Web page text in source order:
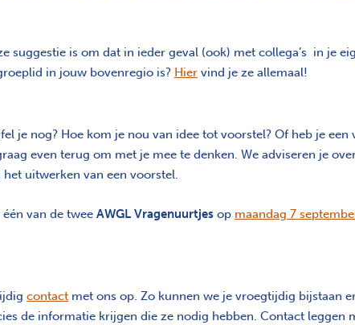
suggestie is om dat in ieder geval (ook) met collega’s in je
in jouw bovenregio is? Hier vind je ze allemaal!
je nog? Hoe kom je nou van idee tot voorstel? Of heb je
even terug om met je mee te denken. We adviseren je
uitwerken van een voorstel.
van de twee AWGL Vragenuurtjes op maandag 7
contact met ons op. Zo kunnen we je vroegtijdig bijstaan
de informatie krijgen die ze nodig hebben. Contact leggen